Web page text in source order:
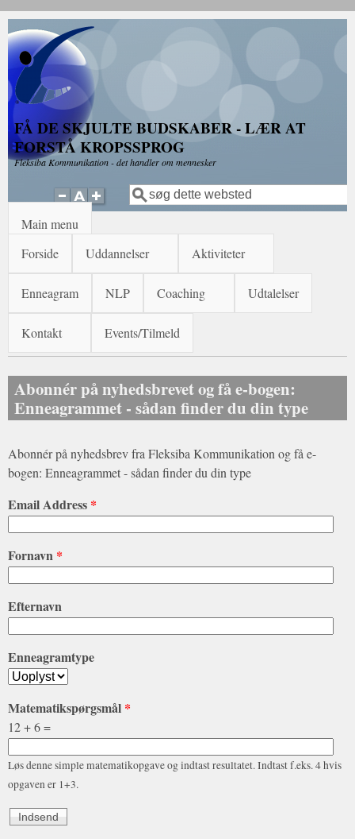
Gå til hovedindhold
FÅ DE SKJULTE BUDSKABER - LÆR AT
FORSTÅ KROPSSPROG
Fleksiba Kommunikation - det handler om mennesker
Søgefelt
Søg
Main menu
Forside
Uddannelser Aktiviteter
Enneagram NLP Coaching Udtalelser
Kontakt Events/Tilmeld
Abonnér på nyhedsbrevet og få e-bogen:
Enneagrammet - sådan finder du din type
Abonnér på nyhedsbrev fra Fleksiba Kommunikation og få e-
bogen: Enneagrammet - sådan finder du din type
Email Address *
Fornavn *
Efternavn
Enneagramtype
Matematikspørgsmål *
12 + 6 =
Løs denne simple matematikopgave og indtast resultatet. Indtast f.eks. 4 hvis
opgaven er 1+3.